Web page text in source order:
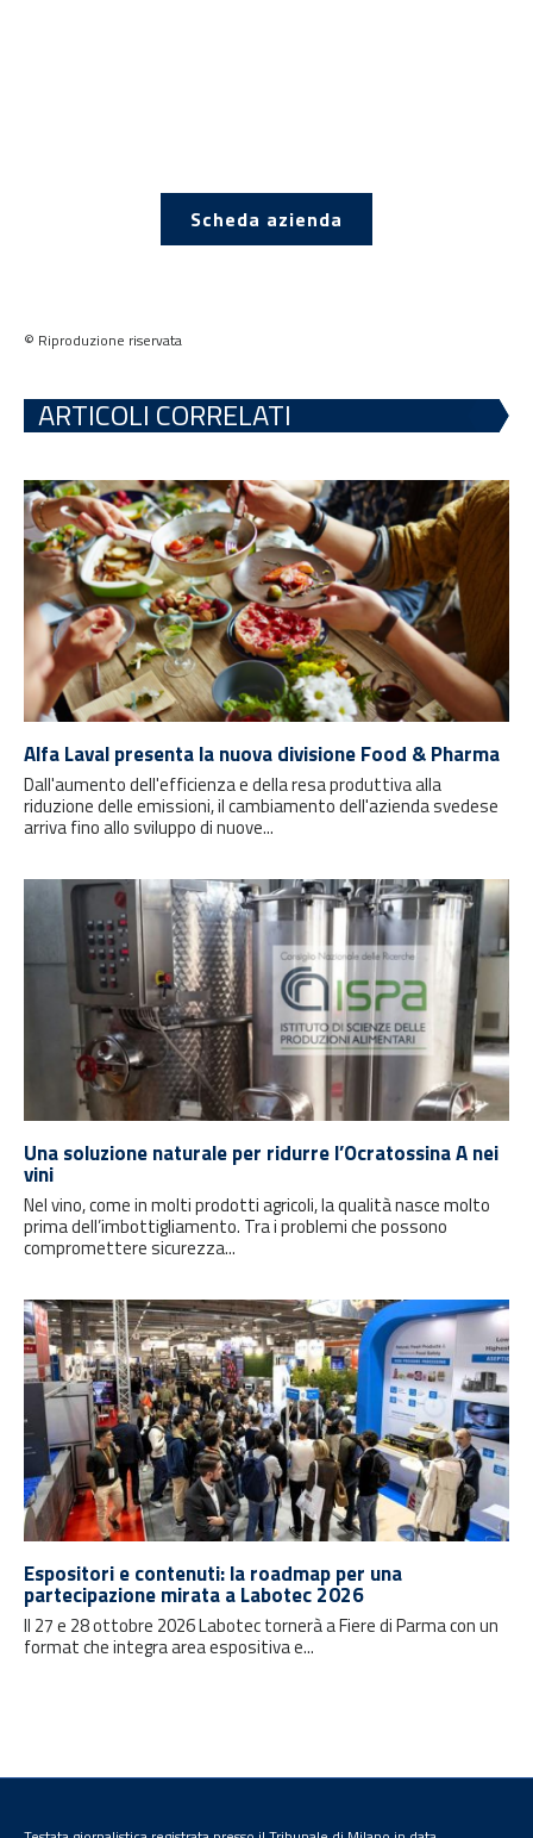
Scheda azienda
© Riproduzione riservata
ARTICOLI CORRELATI
Alfa Laval presenta la nuova divisione Food & Pharma
Dall'aumento dell'efficienza e della resa produttiva alla
riduzione delle emissioni, il cambiamento dell'azienda svedese
arriva fino allo sviluppo di nuove...
Una soluzione naturale per ridurre l’Ocratossina A nei
vini
Nel vino, come in molti prodotti agricoli, la qualità nasce molto
prima dell’imbottigliamento. Tra i problemi che possono
compromettere sicurezza...
Espositori e contenuti: la roadmap per una
partecipazione mirata a Labotec 2026
Il 27 e 28 ottobre 2026 Labotec tornerà a Fiere di Parma con un
format che integra area espositiva e...